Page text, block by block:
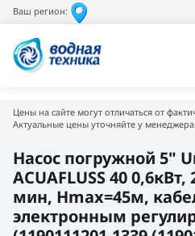
Ваш регион:
Цены на сайте могут отличаться от
Актуальные цены уточняйте у менеджера!
Насос погружной 5"
ACUAFLUSS 40
мин, Hmax=45м,
электронным